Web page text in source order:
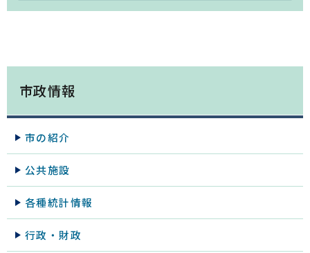
市政情報
市の紹介
公共施設
各種統計情報
行政・財政